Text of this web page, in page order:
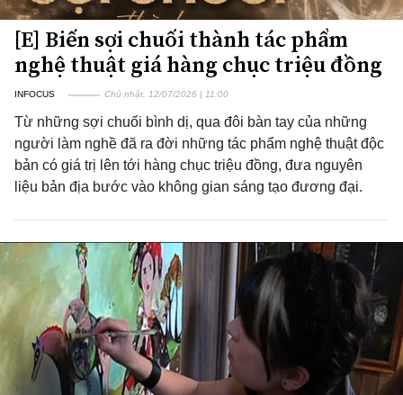
[E] Biến sợi chuối thành tác phẩm
nghệ thuật giá hàng chục triệu đồng
INFOCUS Chủ nhật, 12/07/2026 | 11:00
Từ những sợi chuối bình dị, qua đôi bàn tay của những
người làm nghề đã ra đời những tác phẩm nghệ thuật độc
bản có giá trị lên tới hàng chục triệu đồng, đưa nguyên
liệu bản địa bước vào không gian sáng tạo đương đại.